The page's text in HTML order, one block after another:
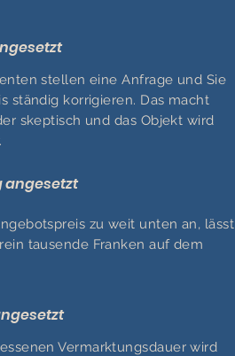
stellen eine Anfrage und Sie
ständig korrigieren. Das macht
skeptisch und das Objekt wird
angesetzt
zu weit unten an, lässt
tausende Franken auf dem
Vermarktungsdauer wird